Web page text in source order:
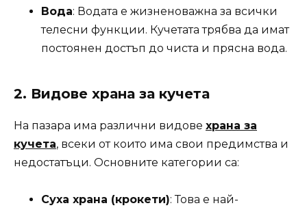
Вода: Водата е жизненоважна за всички
телесни функции. Кучетата трябва да имат
постоянен достъп до чиста и прясна вода.
2. Видове храна за кучета
На пазара има различни видове храна за
кучета, всеки от които има свои предимства и
недостатъци. Основните категории са:
Суха храна (крокети): Това е най-